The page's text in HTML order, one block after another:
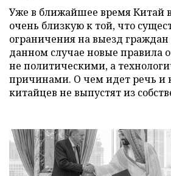
Уже в ближайшее время Китай
очень близкую к той, что
ограничения на выезд
данном случае новые правила
не политическими, а
причинами. О чем идет речь и
китайцев не выпустят из